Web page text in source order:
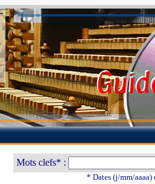
Mots clefs* :
* Dates (j/mm/